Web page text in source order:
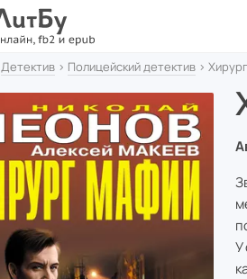
Детектив › Полицейский детектив ›
У